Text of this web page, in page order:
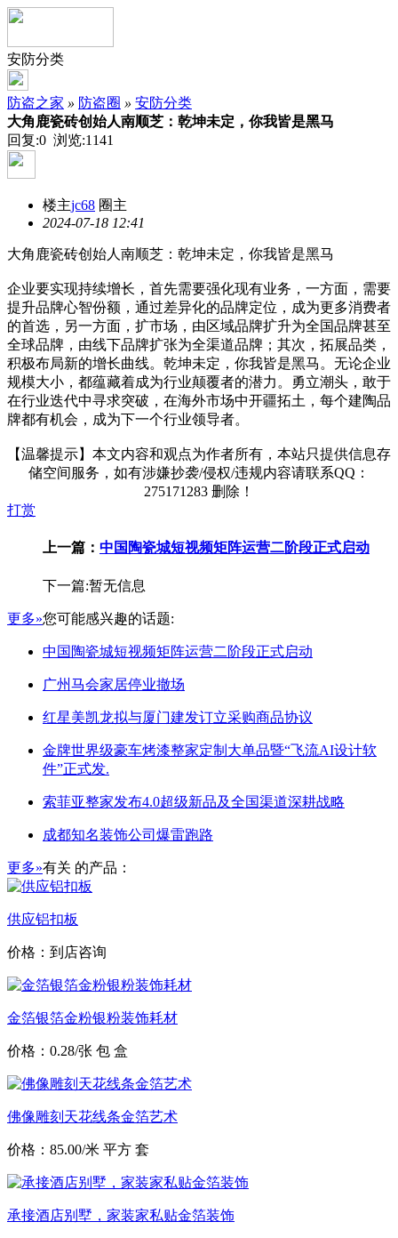
安防分类
防盗之家 » 防盗圈 » 安防分类
大角鹿瓷砖创始人南顺芝：乾坤未定，你我皆是黑马
回复:0 浏览:1141
楼主jc68 圈主
2024-07-18 12:41
大角鹿瓷砖创始人南顺芝：乾坤未定，你我皆是黑马
企业要实现持续增长，首先需要强化现有业务，一方面，需要
提升品牌心智份额，通过差异化的品牌定位，成为更多消费者
的首选，另一方面，扩市场，由区域品牌扩升为全国品牌甚至
全球品牌，由线下品牌扩张为全渠道品牌；其次，拓展品类，
积极布局新的增长曲线。乾坤未定，你我皆是黑马。无论企业
规模大小，都蕴藏着成为行业颠覆者的潜力。勇立潮头，敢于
在行业迭代中寻求突破，在海外市场中开疆拓土，每个建陶品
牌都有机会，成为下一个行业领导者。
【温馨提示】本文内容和观点为作者所有，本站只提供信息存
储空间服务，如有涉嫌抄袭/侵权/违规内容请联系QQ：
275171283 删除！
打赏
上一篇： 中国陶瓷城短视频矩阵运营二阶段正式启动
下一篇:暂无信息
更多»您可能感兴趣的话题:
中国陶瓷城短视频矩阵运营二阶段正式启动
广州马会家居停业撤场
红星美凯龙拟与厦门建发订立采购商品协议
金牌世界级豪车烤漆整家定制大单品暨“飞流AI设计软
件”正式发.
索菲亚整家发布4.0超级新品及全国渠道深耕战略
成都知名装饰公司爆雷跑路
更多»有关 的产品：
供应铝扣板
价格：到店咨询
金箔银箔金粉银粉装饰耗材
价格：0.28/张 包 盒
佛像雕刻天花线条金箔艺术
价格：85.00/米 平方 套
承接酒店别墅，家装家私贴金箔装饰